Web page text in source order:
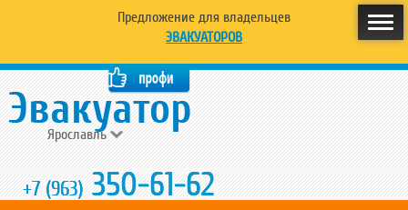
Предложение для владельцев
ЭВАКУАТОРОВ
Ярославль
+7 (963) 350-61-62